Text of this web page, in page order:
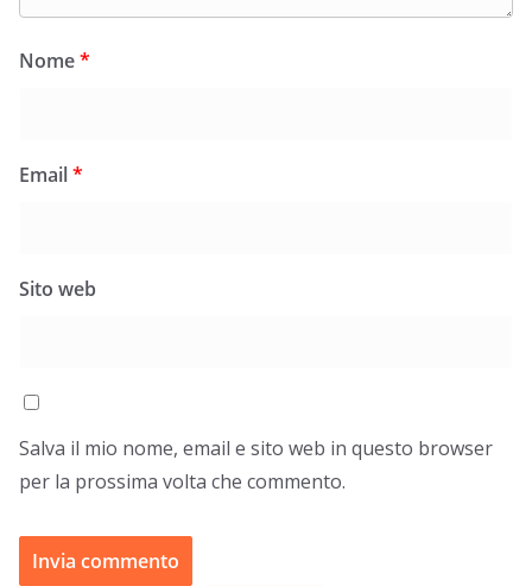
Nome*
Email*
Sito web
Salva il mio nome, email e sito web in questo browser
per la prossima volta che commento.